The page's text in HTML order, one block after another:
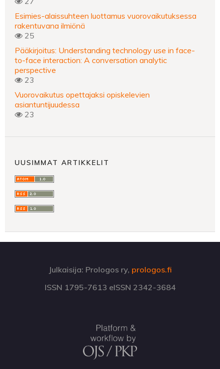
Esimies-alaissuhteen luottamus vuorovaikutuksessa
rakentuvana ilmiönä
25
Pääkirjoitus: Understanding technology use in face-
to-face interaction: A conversation analytic
perspective
23
Vuorovaikutus opettajaksi opiskelevien
asiantuntijuudessa
23
UUSIMMAT ARTIKKELIT
Julkaisija: Prologos ry, prologos.fi
ISSN 1795-7613 eISSN 2342-3684